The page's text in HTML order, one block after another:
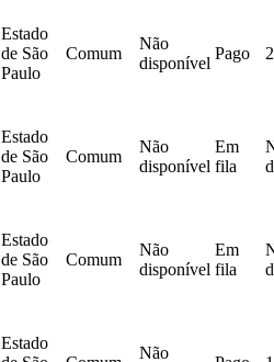
Estado
de São
Paulo
Comum
Não
disponível
Pago
Estado
de São
Paulo
Comum
Não
disponível
Em
fila
Estado
de São
Paulo
Comum
Não
disponível
Em
fila
Estado
Não